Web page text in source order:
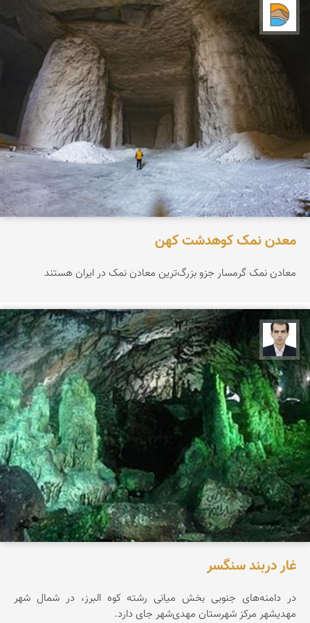
معدن نمک کوهدشت کهن
معادن نمک گرمسار جزو بزرگ‌ترین معادن نمک در ایران هستند
بابک قیامی میرحسینی
غار دربند سنگسر
در دامنه‌های جنوبی بخش میانی رشته کوه البرز، در شمال شهر
مهدیشهر مرکز شهرستان مهدی‌شهر جای دارد.